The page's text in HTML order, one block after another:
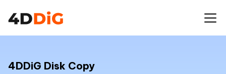
4DDiG Disk Copy